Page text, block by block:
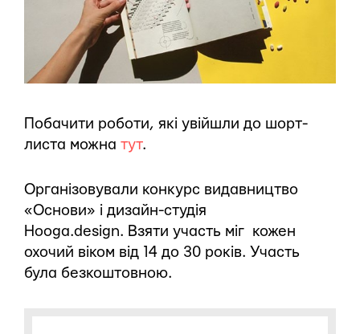
Побачити роботи, які увійшли до шорт-
листа можна тут.
Організовували конкурс видавництво
«Основи» і дизайн-студія
Hooga.design. Взяти участь міг кожен
охочий віком від 14 до 30 років. Участь
була безкоштовною.